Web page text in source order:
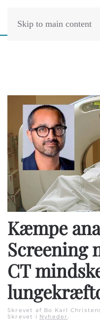
Skip to main content
Kæmpe
Screening
CT
Skrevet af Bo Karl
Skrevet i Nyheder.